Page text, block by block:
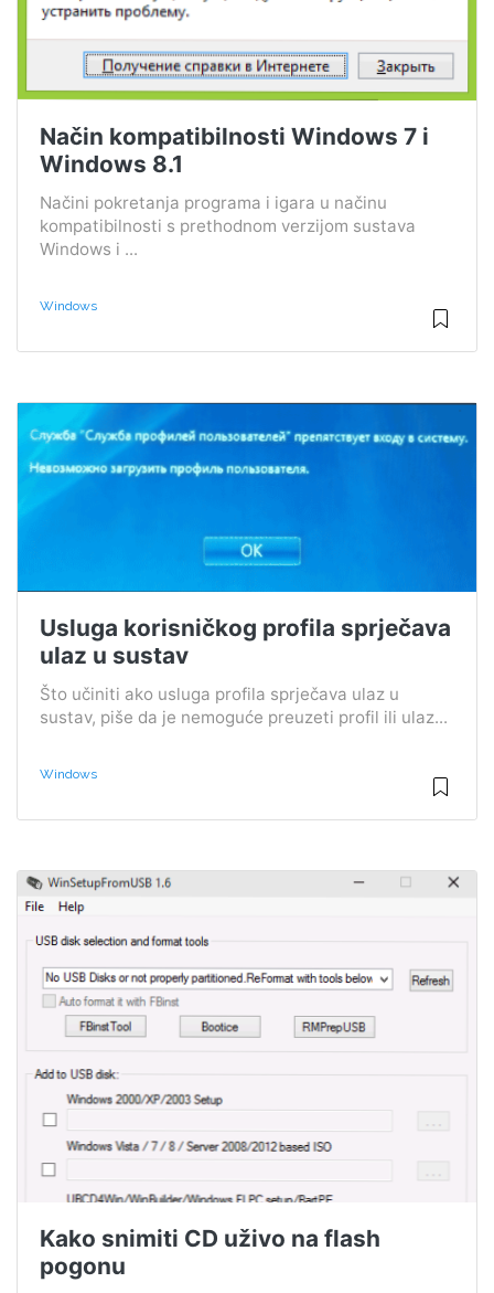
Način kompatibilnosti Windows 7 i
Windows 8.1
Načini pokretanja programa i igara u načinu
kompatibilnosti s prethodnom verzijom sustava
Windows i ...
Windows
Usluga korisničkog profila sprječava
ulaz u sustav
Što učiniti ako usluga profila sprječava ulaz u
sustav, piše da je nemoguće preuzeti profil ili ulaz...
Windows
Kako snimiti CD uživo na flash
pogonu